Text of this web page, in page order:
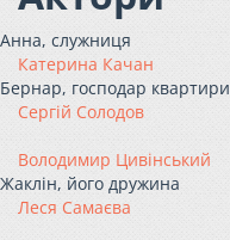
Анна, служниця
Катерина Качан
Бернар, господар квартири
Сергій Солодов
Володимир Цивінський
Жаклін, його дружина
Леся Самаєва